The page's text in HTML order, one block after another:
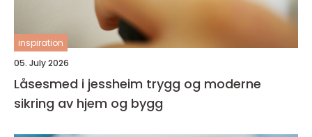
inspiration
05. July 2026
Låsesmed i jessheim trygg og moderne
sikring av hjem og bygg